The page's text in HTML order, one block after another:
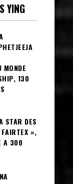
YING
MONDE
130
STAR DES
»,
A 300